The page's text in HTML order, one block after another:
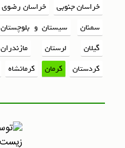
خراسان جنوبی
خراسان رضوی
سمنان
سیستان و بلوچستان
گیلان
لرستان مازندران
کردستان
کرمان کرمانشاه